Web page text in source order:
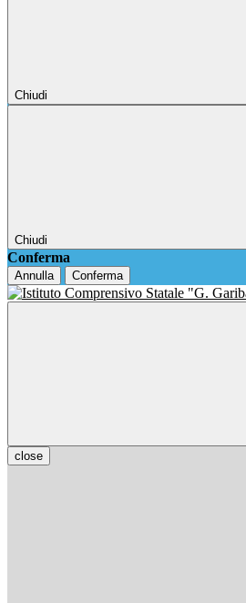
Chiudi
Chiudi
Conferma
Annulla Conferma
close